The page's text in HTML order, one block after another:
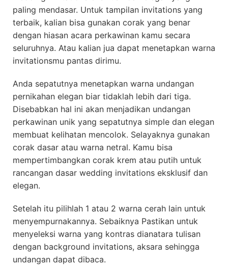
paling mendasar. Untuk tampilan invitations yang
terbaik, kalian bisa gunakan corak yang benar
dengan hiasan acara perkawinan kamu secara
seluruhnya. Atau kalian jua dapat menetapkan warna
invitationsmu pantas dirimu.
Anda sepatutnya menetapkan warna undangan
pernikahan elegan biar tidaklah lebih dari tiga.
Disebabkan hal ini akan menjadikan undangan
perkawinan unik yang sepatutnya simple dan elegan
membuat kelihatan mencolok. Selayaknya gunakan
corak dasar atau warna netral. Kamu bisa
mempertimbangkan corak krem atau putih untuk
rancangan dasar wedding invitations eksklusif dan
elegan.
Setelah itu pilihlah 1 atau 2 warna cerah lain untuk
menyempurnakannya. Sebaiknya Pastikan untuk
menyeleksi warna yang kontras dianatara tulisan
dengan background invitations, aksara sehingga
undangan dapat dibaca.